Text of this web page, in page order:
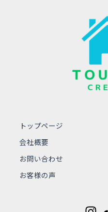
トップページ
会社概要
お問い合わせ
お客様の声